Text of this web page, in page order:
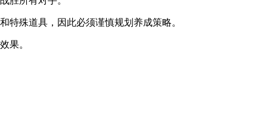
特殊道具，因此必须谨慎规划养成策略。
果。